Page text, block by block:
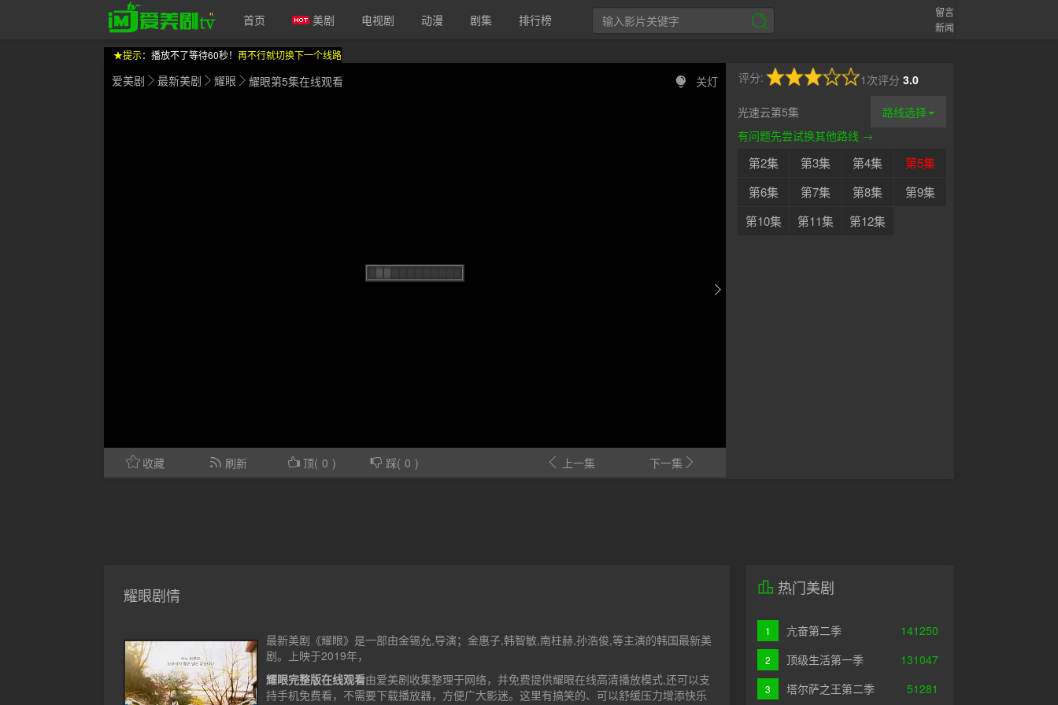
爱美剧
首页 美剧 电视剧 动漫 剧集 排行榜
留言
新闻
★提示：播放不了等待60秒！ 再不行就切换下一个线路
爱美剧 最新美剧 耀眼 耀眼第5集在线观看 关灯
收藏 刷新 顶( 0 ) 踩( 0 ) 上一集 下一集
评分: 3.0
1次评分
路线选择
光速云第5集
有问题先尝试换其他路线 →
第2集 第3集 第4集
第5集
第6集
第7集 第8集
第9集
第10集
第11集 第12集
耀眼剧情
最新美剧《耀眼》是一部由金锡允,导演；金惠子,韩智敏,南柱赫,孙浩俊,等主演的韩国最新美
剧。上映于2019年，
耀眼完整版在线观看由爱美剧收集整理于网络，并免费提供耀眼在线高清播放模式,还可以支
持手机免费看，不需要下载播放器，方便广大影迷。这里有搞笑的、可以舒缓压力增添快乐
热门美剧
1 亢奋第二季 141250
2 顶级生活第一季 131047
3 塔尔萨之王第二季 51281